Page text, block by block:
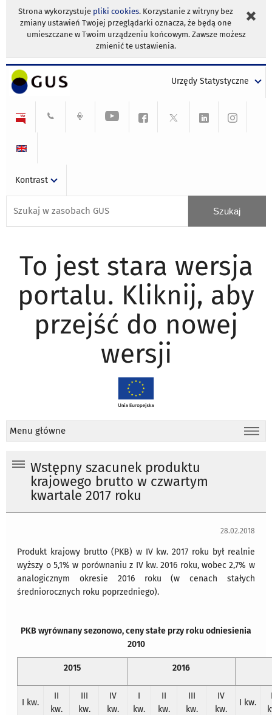
Strona wykorzystuje pliki cookies. Korzystanie z witryny bez
zmiany ustawień Twojej przeglądarki oznacza, że będą one
umieszczane w Twoim urządzeniu końcowym. Zawsze możesz
zmienić te ustawienia.
Urzędy Statystyczne
Kontrast
To jest stara wersja
portalu. Kliknij, aby
przejść do nowej
wersji
Menu główne
Wstępny szacunek produktu
krajowego brutto w czwartym
kwartale 2017 roku
28.02.2018
Produkt krajowy brutto (PKB) w IV kw. 2017 roku był realnie
wyższy o 5,1% w porównaniu z IV kw. 2016 roku, wobec 2,7% w
analogicznym okresie 2016 roku (w cenach stałych
średniorocznych roku poprzedniego).
PKB wyrównany sezonowo, ceny stałe przy roku odniesienia
2010
2015 2016
I kw.
II
kw.
III
kw.
IV
kw.
I
kw.
II
kw.
III
kw.
IV
kw.
I kw.